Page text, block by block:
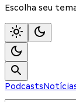
Escolha seu
Podcasts